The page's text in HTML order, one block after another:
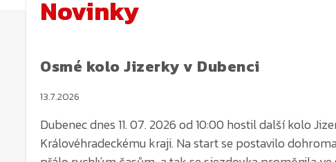
Osmé kolo Jizerky v Dubenci
Dubenec dnes 11. 07. 2026 od 10:00 hostil další kolo
Královéhradeckému kraji. Na start se postavilo
přálo rychlým časům, a tak se sjezdovka proměnila
útok na sklopné terče, žádné výmluvy, jen čistá